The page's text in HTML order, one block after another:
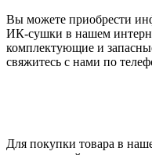
Вы можете приобрести
ИК-сушки в нашем
комплектующие и
свяжитесь с нами по
Для покупки товара в